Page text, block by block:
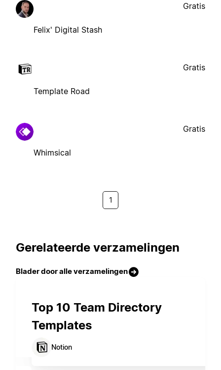
Felix' Digital Stash
Gratis
Template Road
Gratis
Whimsical
Gratis
1
Gerelateerde verzamelingen
Blader door alle verzamelingen
Top 10 Team Directory
Templates
Notion